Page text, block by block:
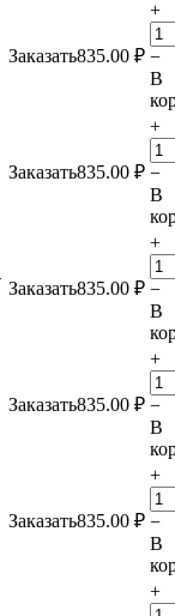
Заказать835.00 ₽
+
−
В
Заказать835.00 ₽
+
−
В
Заказать835.00 ₽
+
−
В
Заказать835.00 ₽
+
−
В
Заказать835.00 ₽
+
−
В
+